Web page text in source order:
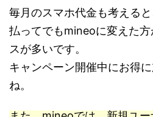
毎月のスマホ代金も考える
払ってでもmineoに変えた
スが多いです。
キャンペーン開催中にお得
ね。